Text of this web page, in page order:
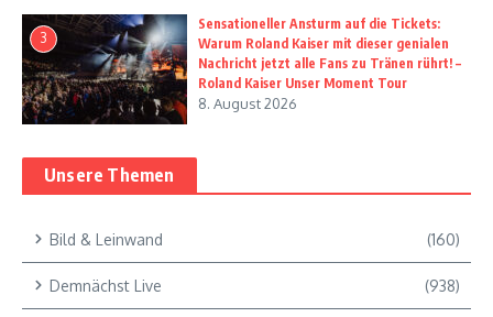
3
Sensationeller Ansturm auf die Tickets:
Warum Roland Kaiser mit dieser genialen
Nachricht jetzt alle Fans zu Tränen rührt! –
Roland Kaiser Unser Moment Tour
8. August 2026
Unsere Themen
Bild & Leinwand (160)
Demnächst Live (938)